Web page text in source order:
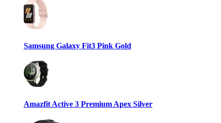
Samsung Galaxy Fit3 Pink Gold
Amazfit Active 3 Premium Apex Silver